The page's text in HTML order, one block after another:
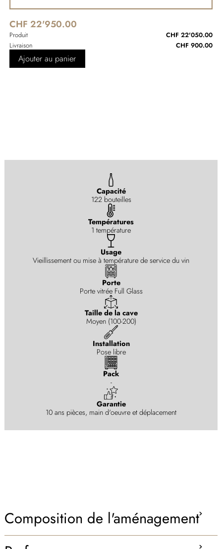
CHF 22'950.00
Produit
CHF 22'050.00
Livraison
CHF 900.00
Ajouter au panier
Capacité
122 bouteilles
Températures
1 température
Usage
Vieillissement ou mise à température de service du vin
Porte
Porte vitrée Full Glass
Taille de la cave
Moyen (100-200)
Installation
Pose libre
Pack
-
Garantie
10 ans pièces, main d'oeuvre et déplacement
Composition de l'aménagement